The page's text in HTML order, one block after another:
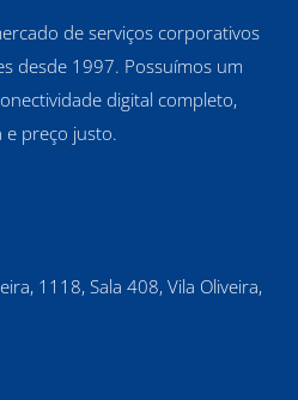
de serviços corporativos
desde 1997. Possuímos um
digital completo,
e preço justo.
1118, Sala 408, Vila Oliveira,